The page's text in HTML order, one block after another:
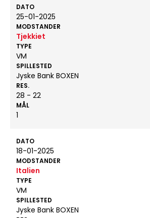
DATO
25-01-2025
MODSTANDER
Tjekkiet
TYPE
VM
SPILLESTED
Jyske Bank BOXEN
RES.
28 - 22
MÅL
1
DATO
18-01-2025
MODSTANDER
Italien
TYPE
VM
SPILLESTED
Jyske Bank BOXEN